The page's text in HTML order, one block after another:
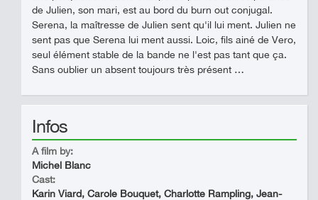
de Julien, son mari, est au bord du burn out conjugal.
Serena, la maîtresse de Julien sent qu'il lui ment. Julien ne
sent pas que Serena lui ment aussi. Loic, fils ainé de Vero,
seul élément stable de la bande ne l'est pas tant que ça.
Sans oublier un absent toujours très présent …
Infos
A film by:
Michel Blanc
Cast:
Karin Viard, Carole Bouquet, Charlotte Rampling, Jean-